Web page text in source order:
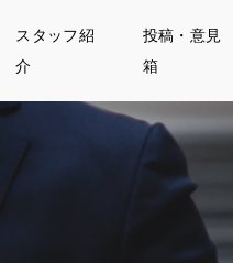
スタッフ紹
介
投稿・意見
箱